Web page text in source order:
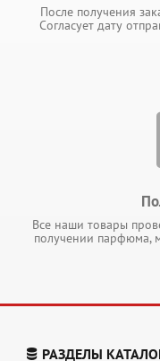
После получения
Согласует дату
Все наши товары
получении парфюма,
РАЗДЕЛЫ